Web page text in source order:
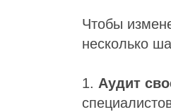
Чтобы
несколько
1. Аудит